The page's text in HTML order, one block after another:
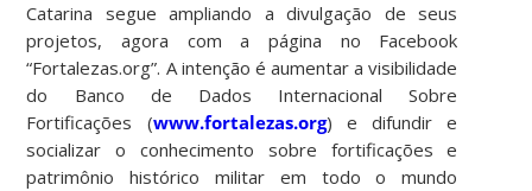
Catarina segue ampliando a divulgação de seus
projetos, agora com a página no Facebook
“Fortalezas.org”. A intenção é aumentar a visibilidade
do Banco de Dados Internacional Sobre
Fortificações (www.fortalezas.org) e difundir e
socializar o conhecimento sobre fortificações e
patrimônio histórico militar em todo o mundo